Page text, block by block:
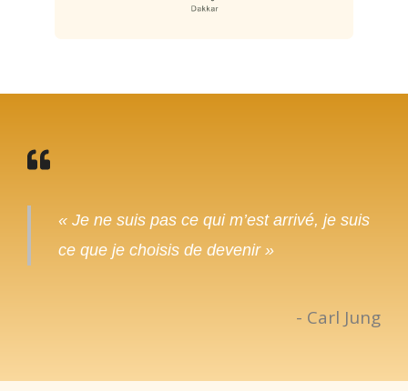
« Je ne suis pas ce qui m’est arrivé, je suis
ce que je choisis de devenir »
- Carl Jung